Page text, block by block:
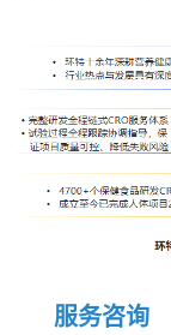
服务咨询